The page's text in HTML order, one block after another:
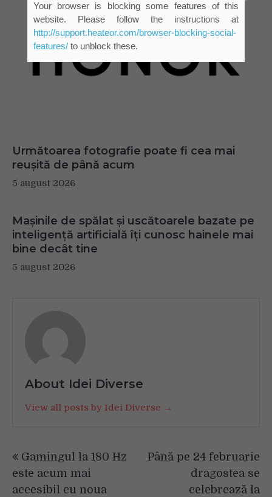
Următoarea fotografie poate fi cea mai
reușită de până acum
5 august 2026
Mașinile de spălat și uscătoarele bazate pe
inteligență artificială îți cunosc hainele mai
bine decât tine
5 august 2026
About Idei Diverse
View all posts by Idei Diverse →
în
articole
Gamingul la 180 Hz
este acum mai
accesibil cu noua
Până pe 24 februarie
dragostea se
celebrează la
Your browser is blocking some features of this
website. Please follow the instructions at
http://support.heateor.com/browser-blocking-social-
features/to unblock these.